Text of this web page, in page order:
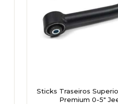
Sticks Traseiros
Premium 0-5"